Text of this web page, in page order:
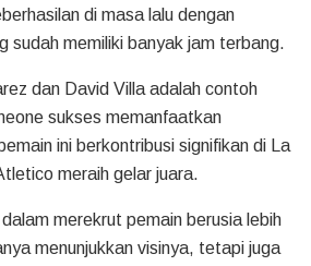
di masa lalu dengan
sudah memiliki banyak jam terbang.
dan David Villa adalah contoh
sukses memanfaatkan
ini berkontribusi signifikan di La
meraih gelar juara.
merekrut pemain berusia lebih
menunjukkan visinya, tetapi juga